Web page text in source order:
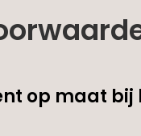
op maat